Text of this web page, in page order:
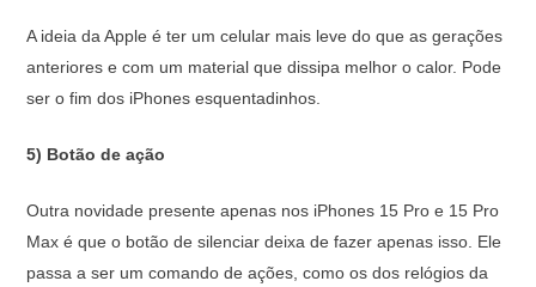
A ideia da Apple é ter um celular mais leve do que as gerações
anteriores e com um material que dissipa melhor o calor. Pode
ser o fim dos iPhones esquentadinhos.
5) Botão de ação
Outra novidade presente apenas nos iPhones 15 Pro e 15 Pro
Max é que o botão de silenciar deixa de fazer apenas isso. Ele
passa a ser um comando de ações, como os dos relógios da